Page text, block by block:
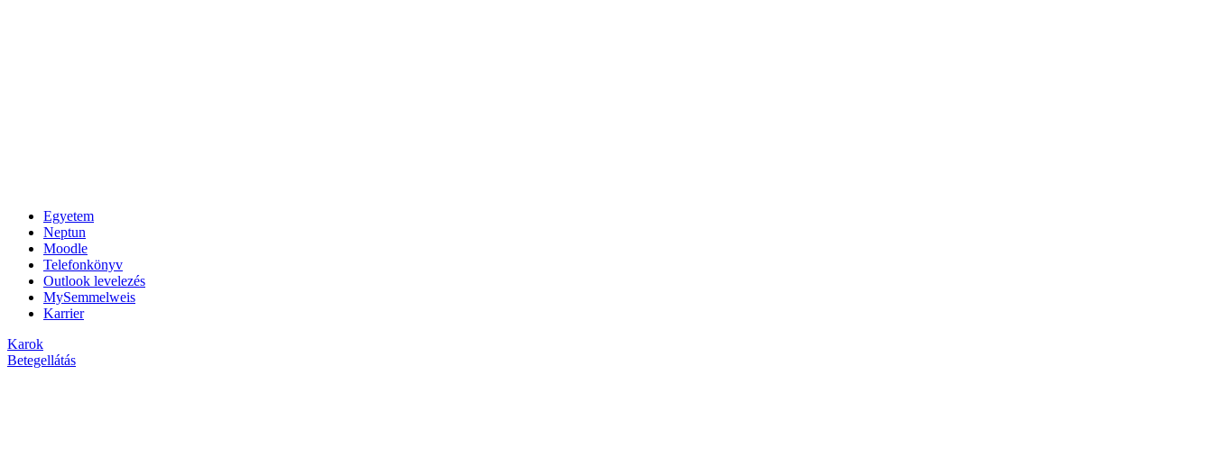
Egyetem
Neptun
Moodle
Telefonkönyv
Outlook levelezés
MySemmelweis
Karrier
Karok
Betegellátás